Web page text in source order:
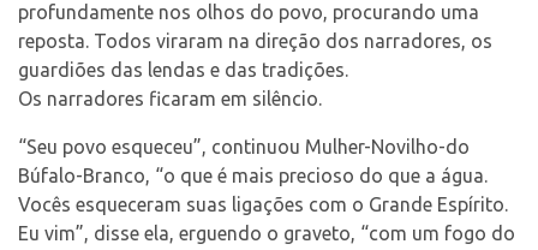
profundamente nos olhos do povo, procurando uma
reposta. Todos viraram na direção dos narradores, os
guardiões das lendas e das tradições.
Os narradores ficaram em silêncio.
“Seu povo esqueceu”, continuou Mulher-Novilho-do
Búfalo-Branco, “o que é mais precioso do que a água.
Vocês esqueceram suas ligações com o Grande Espírito.
Eu vim”, disse ela, erguendo o graveto, “com um fogo do